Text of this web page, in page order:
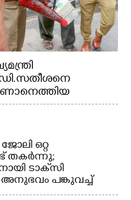
നായർ
ഒറ്റ
തകർന്നു;
ടാക്‌സി
പങ്കുവച്ച്